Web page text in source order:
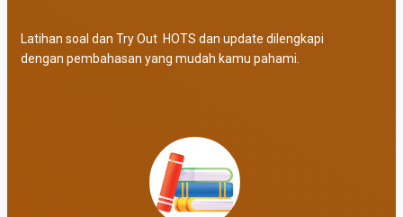
Latihan soal dan Try Out HOTS dan update dilengkapi
dengan pembahasan yang mudah kamu pahami.